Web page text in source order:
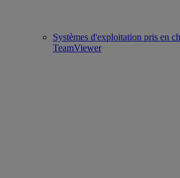
Systèmes d'exploitation pris en
TeamViewer